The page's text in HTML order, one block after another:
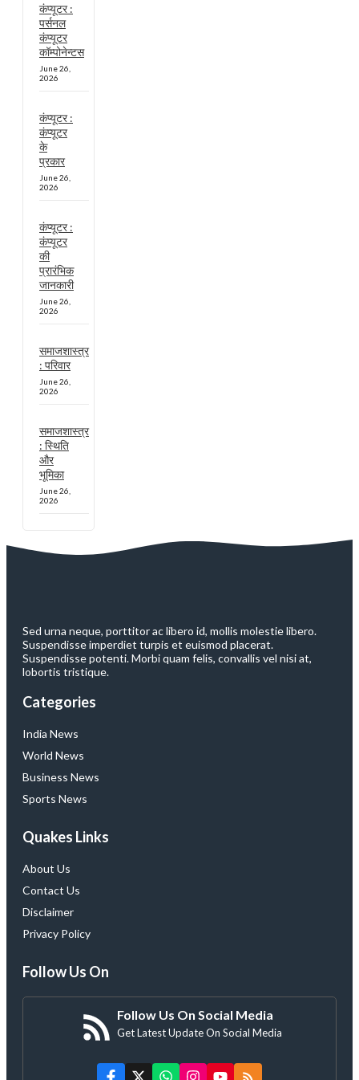
कंप्यूटर :
पर्सनल
कंप्यूटर
कॉम्पोनेन्टस
June 26,
2026
कंप्यूटर :
कंप्यूटर
के
प्रकार
June 26,
2026
कंप्यूटर :
कंप्यूटर
की
प्रारंभिक
जानकारी
June 26,
2026
समाजशास्त्र
: परिवार
June 26,
2026
समाजशास्त्र
: स्थिति
और
भूमिका
June 26,
2026
Sed urna neque, porttitor ac libero id, mollis molestie libero.
Suspendisse imperdiet turpis et euismod placerat.
Suspendisse potenti. Morbi quam felis, convallis vel nisi at,
lobortis tristique.
Categories
India News
World News
Business News
Sports News
Quakes Links
About Us
Contact Us
Disclaimer
Privacy Policy
Follow Us On
Follow Us On Social Media
Get Latest Update On Social Media